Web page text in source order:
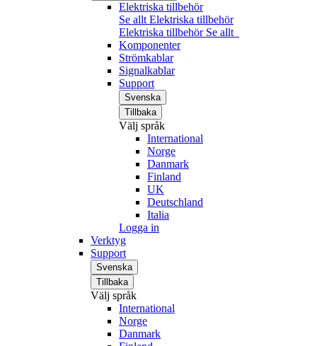
Elektriska tillbehör
Se allt Elektriska tillbehör
Elektriska tillbehör Se allt
Komponenter
Strömkablar
Signalkablar
Support
Svenska
Tillbaka
Välj språk
International
Norge
Danmark
Finland
UK
Deutschland
Italia
Logga in
Verktyg
Support
Svenska
Tillbaka
Välj språk
International
Norge
Danmark